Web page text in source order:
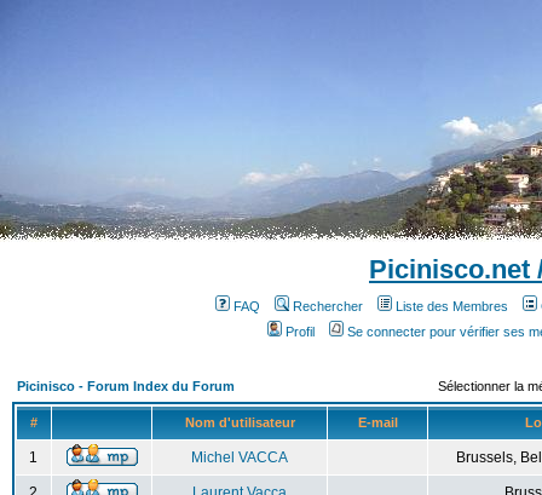
Picinisco.net
FAQ Rechercher Liste des Membres
Profil
Se connecter pour vérifier ses
Picinisco - Forum Index du Forum Sélectionner la
# Nom d'utilisateur E-mail
1 Michel VACCA Brussels,